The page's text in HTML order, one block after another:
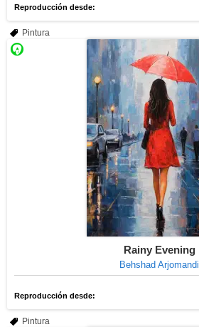
Reproducción desde:
Pintura
Rainy Evening
Behshad Arjomandi
Reproducción desde:
Pintura